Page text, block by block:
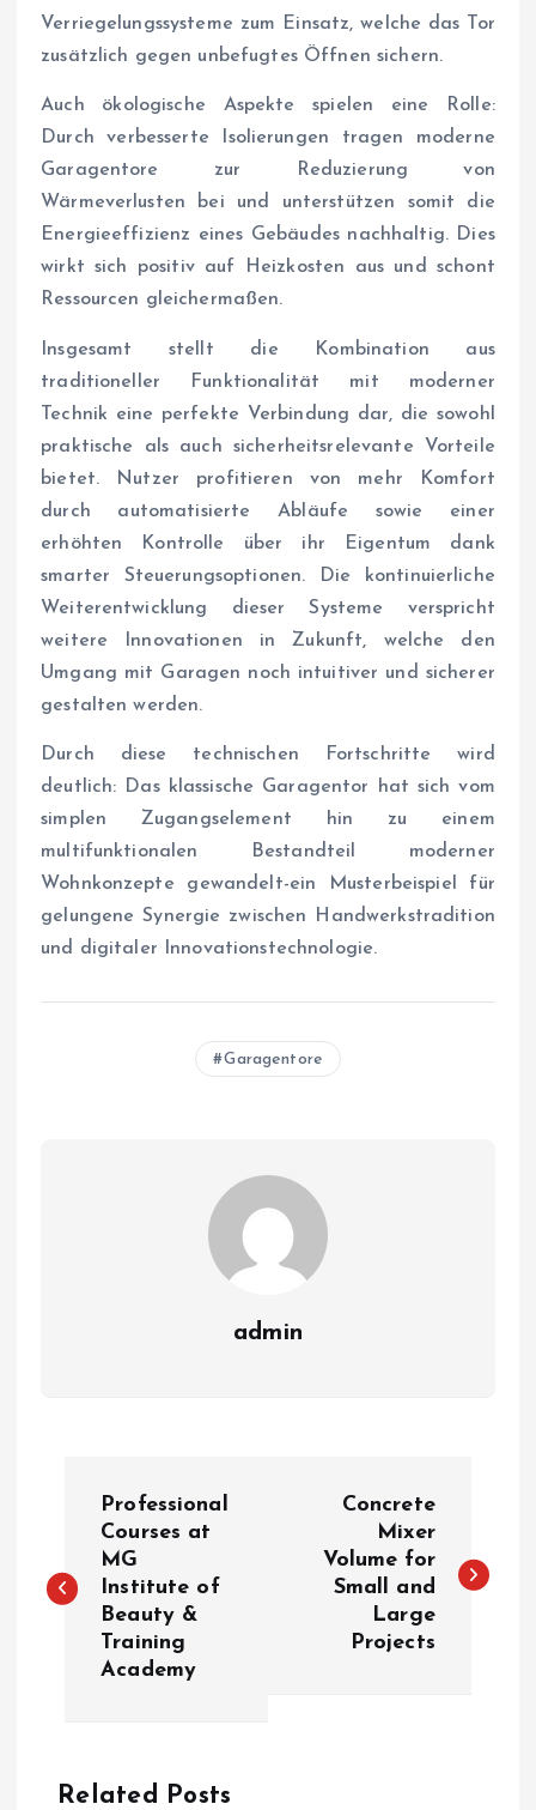
Verriegelungssysteme zum Einsatz, welche das Tor
zusätzlich gegen unbefugtes Öffnen sichern.
Auch ökologische Aspekte spielen eine Rolle:
Durch verbesserte Isolierungen tragen moderne
Garagentore zur Reduzierung von
Wärmeverlusten bei und unterstützen somit die
Energieeffizienz eines Gebäudes nachhaltig. Dies
wirkt sich positiv auf Heizkosten aus und schont
Ressourcen gleichermaßen.
Insgesamt stellt die Kombination aus
traditioneller Funktionalität mit moderner
Technik eine perfekte Verbindung dar, die sowohl
praktische als auch sicherheitsrelevante Vorteile
bietet. Nutzer profitieren von mehr Komfort
durch automatisierte Abläufe sowie einer
erhöhten Kontrolle über ihr Eigentum dank
smarter Steuerungsoptionen. Die kontinuierliche
Weiterentwicklung dieser Systeme verspricht
weitere Innovationen in Zukunft, welche den
Umgang mit Garagen noch intuitiver und sicherer
gestalten werden.
Durch diese technischen Fortschritte wird
deutlich: Das klassische Garagentor hat sich vom
simplen Zugangselement hin zu einem
multifunktionalen Bestandteil moderner
Wohnkonzepte gewandelt-ein Musterbeispiel für
gelungene Synergie zwischen Handwerkstradition
und digitaler Innovationstechnologie.
Garagentore
admin
s
a
Professional
Courses at
MG
Institute of
Beauty &
Training
Academy
Concrete
Mixer
Volume for
Small and
Large
Projects
Related Posts